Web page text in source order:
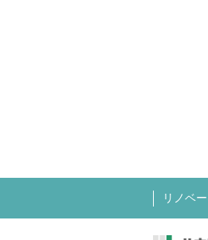
リノベ